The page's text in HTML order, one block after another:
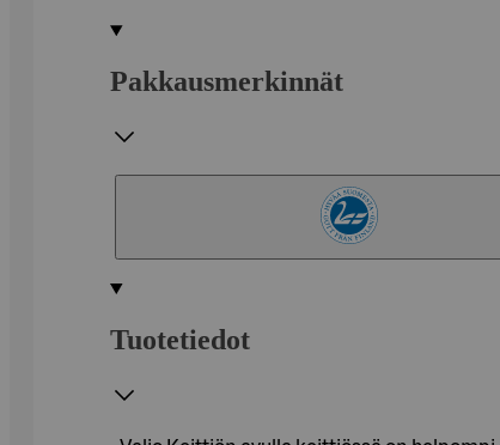
Pakkausmerkinnät
Tuotetiedot